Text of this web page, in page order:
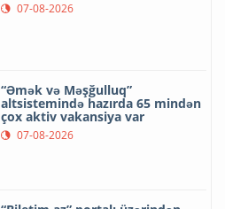
07-08-2026
“Əmək və Məşğulluq”
altsistemində hazırda 65 mindən
çox aktiv vakansiya var
07-08-2026